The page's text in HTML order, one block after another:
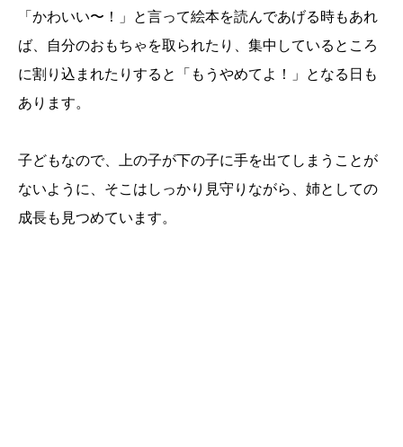
「かわいい〜！」と言って絵本を読んであげる時もあれ
ば、自分のおもちゃを取られたり、集中しているところ
に割り込まれたりすると「もうやめてよ！」となる日も
あります。
子どもなので、上の子が下の子に手を出てしまうことが
ないように、そこはしっかり見守りながら、姉としての
成長も見つめています。